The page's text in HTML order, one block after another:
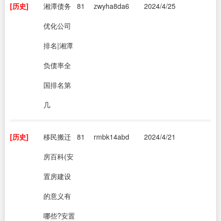
[历史]
湘潭债务
优化公司
排名|湘潭
负债率全
国排名第
几
81 zwyha8da6 2024/4/25
[历史]
移民搬迁
房百科(安
置房建设
的意义有
哪些?安置
81 rmbk14abd 2024/4/21